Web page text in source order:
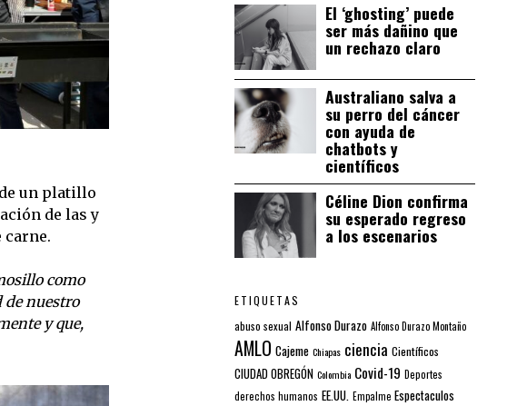
un platillo
de las y
como
de nuestro
y que,
El ‘ghosting’ puede
ser más dañino que
un rechazo claro
Australiano salva a
su perro del cáncer
con ayuda de
chatbots y
científicos
Céline Dion confirma
su esperado regreso
a los escenarios
ETIQUETAS
abuso sexual Alfonso Durazo Alfonso Durazo Montaño
AMLO Cajeme Chiapas ciencia Científicos
CIUDAD OBREGÓN Colombia Covid-19 Deportes
derechos humanos EE.UU. Empalme Espectaculos